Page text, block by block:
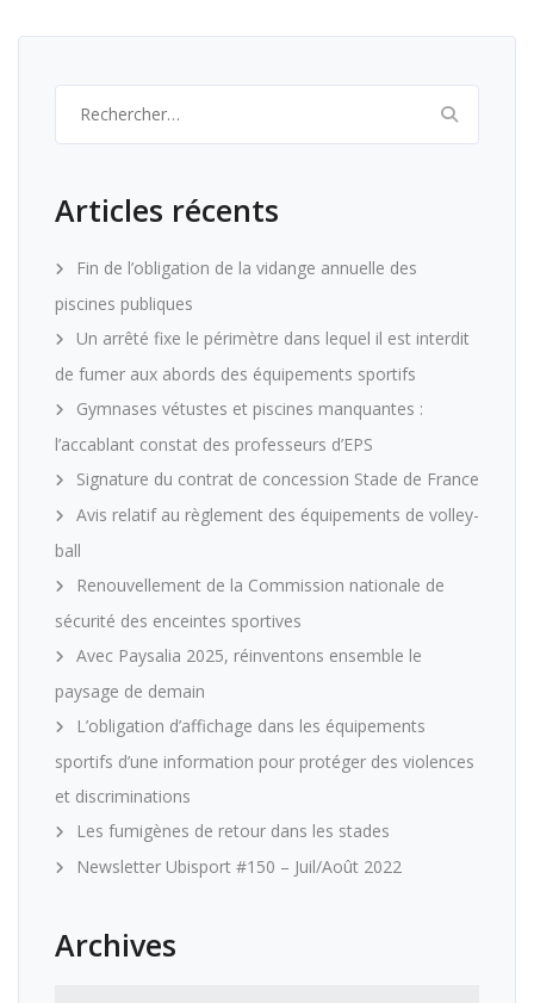
Articles récents
Fin de l’obligation de la vidange annuelle des
piscines publiques
Un arrêté fixe le périmètre dans lequel il est interdit
de fumer aux abords des équipements sportifs
Gymnases vétustes et piscines manquantes :
l’accablant constat des professeurs d’EPS
Signature du contrat de concession Stade de France
Avis relatif au règlement des équipements de volley-
ball
Renouvellement de la Commission nationale de
sécurité des enceintes sportives
Avec Paysalia 2025, réinventons ensemble le
paysage de demain
L’obligation d’affichage dans les équipements
sportifs d’une information pour protéger des violences
et discriminations
Les fumigènes de retour dans les stades
Newsletter Ubisport #150 – Juil/Août 2022
Archives